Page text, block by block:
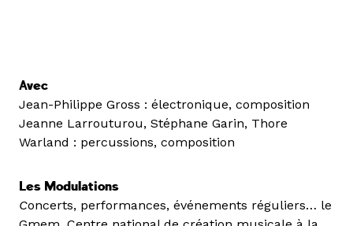
Avec
Jean-Philippe Gross : électronique, composition
Jeanne Larrouturou, Stéphane Garin, Thore
Warland : percussions, composition
Les Modulations
Concerts, performances, événements réguliers… le